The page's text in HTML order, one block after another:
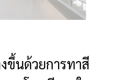
ขึ้นด้วยการทาสี